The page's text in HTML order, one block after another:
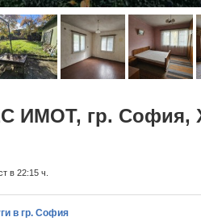
ИМОТ, гр. София,
в 22:15 ч.
в гр. София